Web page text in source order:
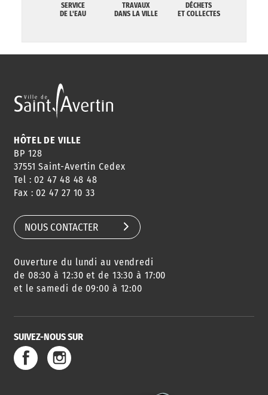
SERVICE
DE L'EAU
TRAVAUX
DANS LA VILLE
DÉCHETS
ET COLLECTES
HÔTEL DE VILLE
BP 128
37551 Saint-Avertin Cedex
Tel : 02 47 48 48 48
Fax : 02 47 27 10 33
NOUS CONTACTER
Ouverture du lundi au vendredi
de 08:30 à 12:30 et de 13:30 à 17:00
et le samedi de 09:00 à 12:00
SUIVEZ-NOUS SUR